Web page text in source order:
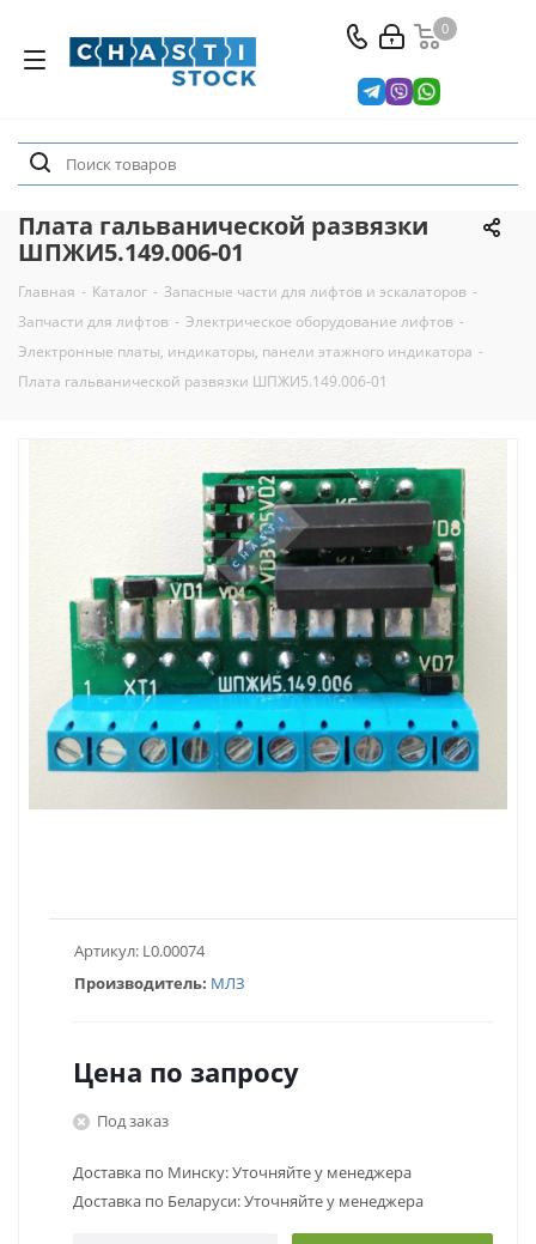
0
Плата гальванической развязки
ШПЖИ5.149.006-01
Главная - Каталог - Запасные части для лифтов и эскалаторов -
Запчасти для лифтов - Электрическое оборудование лифтов -
Электронные платы, индикаторы, панели этажного индикатора -
Плата гальванической развязки ШПЖИ5.149.006-01
Артикул: L0.00074
Производитель: МЛЗ
Цена по запросу
Под заказ
Доставка по Минску: Уточняйте у менеджера
Доставка по Беларуси: Уточняйте у менеджера